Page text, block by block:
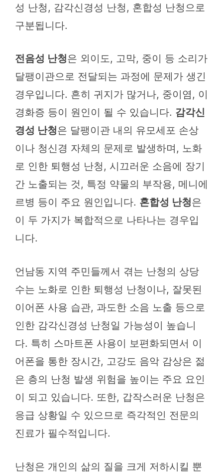
성 난청, 감각신경성 난청, 혼합성 난청으로
구분됩니다.
전음성 난청은 외이도, 고막, 중이 등 소리가
달팽이관으로 전달되는 과정에 문제가 생긴
경우입니다. 흔히 귀지가 많거나, 중이염, 이
경화증 등이 원인이 될 수 있습니다. 감각신
경성 난청은 달팽이관 내의 유모세포 손상
이나 청신경 자체의 문제로 발생하며, 노화
로 인한 퇴행성 난청, 시끄러운 소음에 장기
간 노출되는 것, 특정 약물의 부작용, 메니에
르병 등이 주요 원인입니다. 혼합성 난청은
이 두 가지가 복합적으로 나타나는 경우입
니다.
언남동 지역 주민들께서 겪는 난청의 상당
수는 노화로 인한 퇴행성 난청이나, 잘못된
이어폰 사용 습관, 과도한 소음 노출 등으로
인한 감각신경성 난청일 가능성이 높습니
다. 특히 스마트폰 사용이 보편화되면서 이
어폰을 통한 장시간, 고강도 음악 감상은 젊
은 층의 난청 발생 위험을 높이는 주요 요인
이 되고 있습니다. 또한, 갑작스러운 난청은
응급 상황일 수 있으므로 즉각적인 전문의
진료가 필수적입니다.
난청은 개인의 삶의 질을 크게 저하시킬 뿐